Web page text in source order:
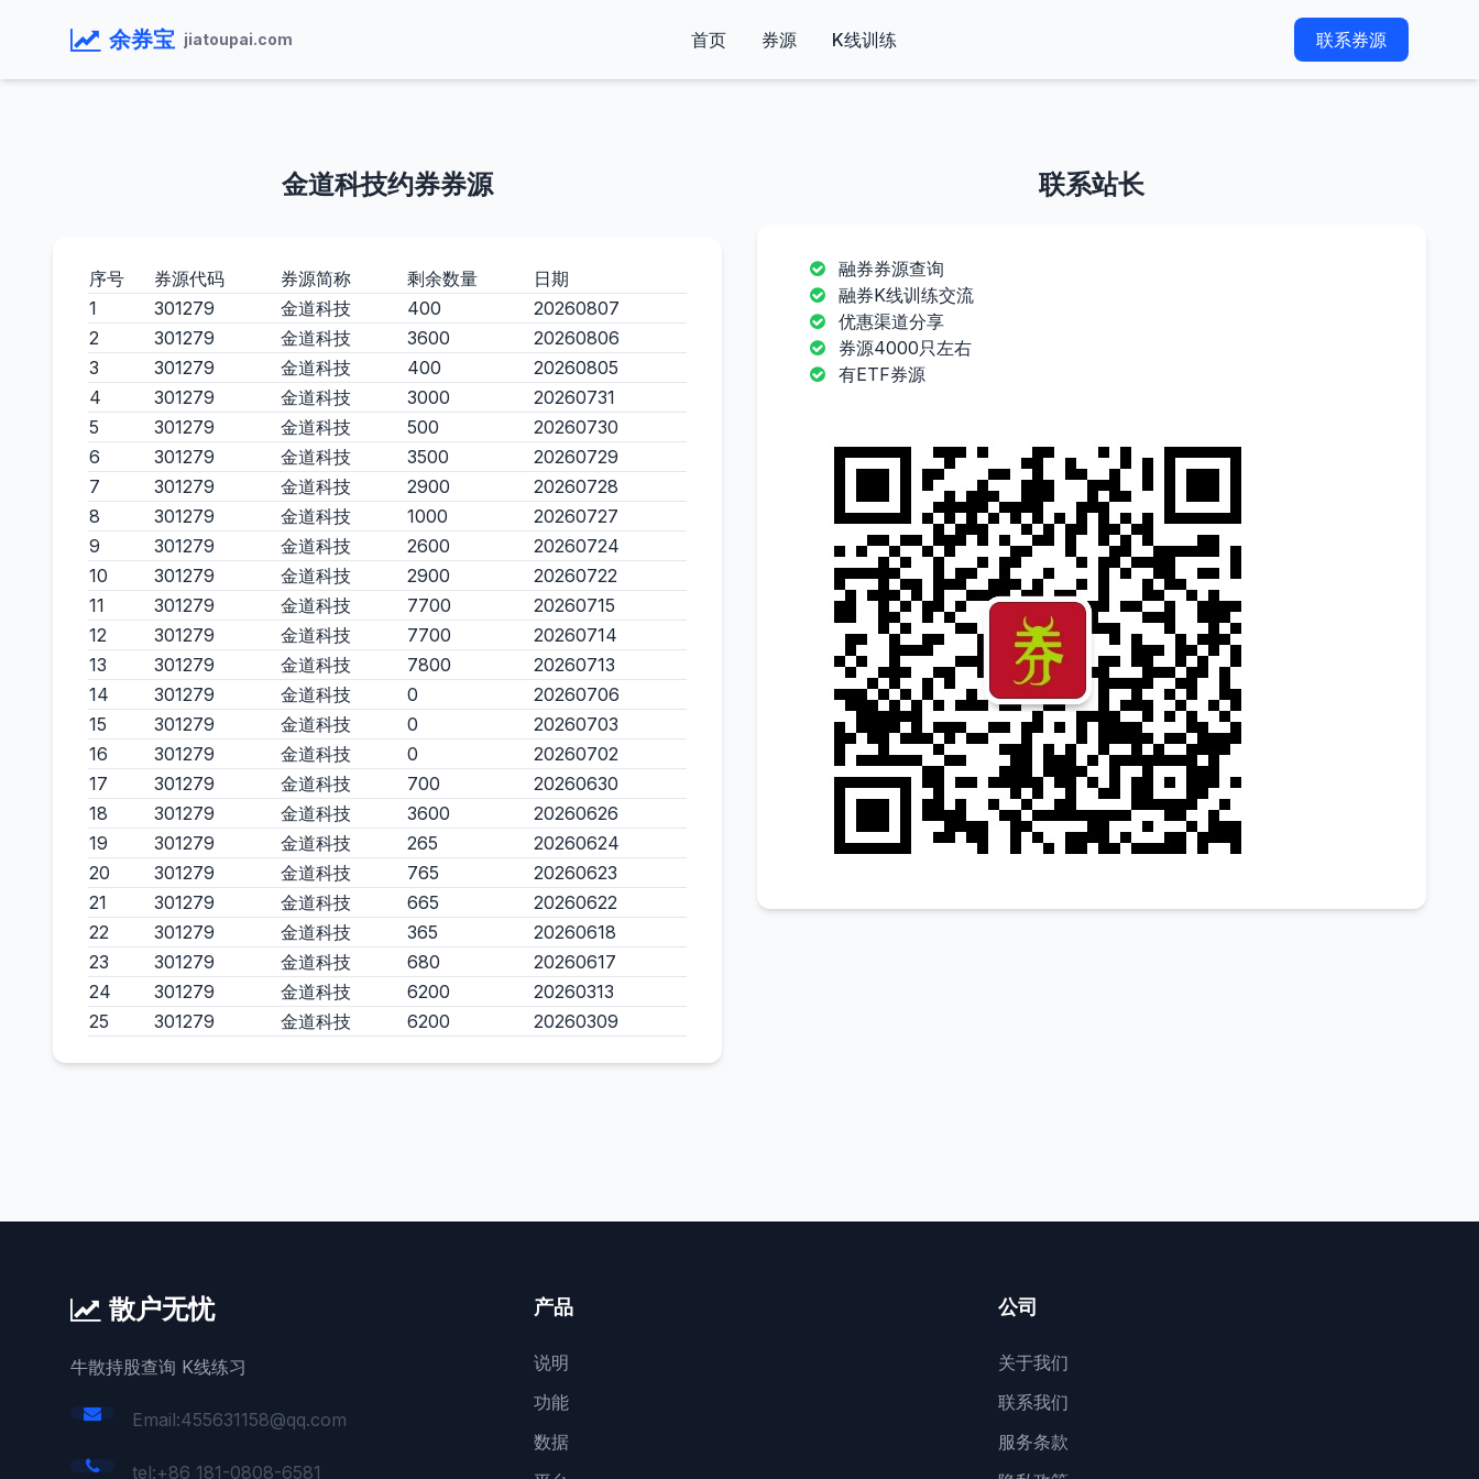
余券宝 jiatoupai.com 首页 券源 K线训练 联系券源
金道科技约券券源
序号 券源代码 券源简称 剩余数量
日期
1
301279 金道科技 400
20260807
2
301279 金道科技 3600
20260806
3
301279 金道科技 400
20260805
4
301279 金道科技 3000
20260731
5
301279 金道科技 500
20260730
6
301279 金道科技 3500
20260729
7
301279 金道科技 2900
20260728
8
301279 金道科技 1000
20260727
9
301279 金道科技 2600
20260724
10
301279 金道科技 2900
20260722
11
301279 金道科技 7700
20260715
12
301279 金道科技 7700
20260714
13
301279 金道科技 7800
20260713
14
301279 金道科技 0
20260706
15
301279 金道科技 0
20260703
16
301279 金道科技 0
20260702
17
301279 金道科技 700
20260630
18
301279 金道科技 3600
20260626
19
301279 金道科技 265
20260624
20
301279 金道科技 765
20260623
21
301279 金道科技 665
20260622
22
301279 金道科技 365
20260618
23
301279 金道科技 680
20260617
24
301279 金道科技 6200
20260313
25
301279 金道科技 6200 20260309
联系站长
融券券源查询
融券K线训练交流
优惠渠道分享
券源4000只左右
有ETF券源
散户无忧
牛散持股查询 K线练习
Email:455631158@qq.com
tel:+86 181-0808-6581
产品
说明
功能
数据
公司
关于我们
联系我们
服务条款